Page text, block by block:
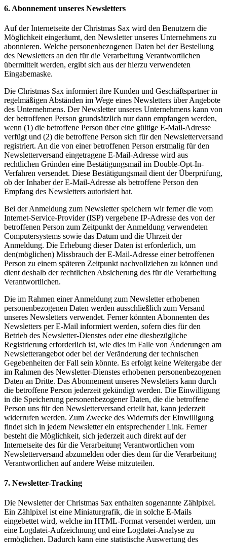
6. Abonnement unseres Newsletters
Auf der Internetseite der Christmas Sax wird den Benutzern die
Möglichkeit eingeräumt, den Newsletter unseres Unternehmens zu
abonnieren. Welche personenbezogenen Daten bei der Bestellung
des Newsletters an den für die Verarbeitung Verantwortlichen
übermittelt werden, ergibt sich aus der hierzu verwendeten
Eingabemaske.
Die Christmas Sax informiert ihre Kunden und Geschäftspartner in
regelmäßigen Abständen im Wege eines Newsletters über Angebote
des Unternehmens. Der Newsletter unseres Unternehmens kann von
der betroffenen Person grundsätzlich nur dann empfangen werden,
wenn (1) die betroffene Person über eine gültige E-Mail-Adresse
verfügt und (2) die betroffene Person sich für den Newsletterversand
registriert. An die von einer betroffenen Person erstmalig für den
Newsletterversand eingetragene E-Mail-Adresse wird aus
rechtlichen Gründen eine Bestätigungsmail im Double-Opt-In-
Verfahren versendet. Diese Bestätigungsmail dient der Überprüfung,
ob der Inhaber der E-Mail-Adresse als betroffene Person den
Empfang des Newsletters autorisiert hat.
Bei der Anmeldung zum Newsletter speichern wir ferner die vom
Internet-Service-Provider (ISP) vergebene IP-Adresse des von der
betroffenen Person zum Zeitpunkt der Anmeldung verwendeten
Computersystems sowie das Datum und die Uhrzeit der
Anmeldung. Die Erhebung dieser Daten ist erforderlich, um
den(möglichen) Missbrauch der E-Mail-Adresse einer betroffenen
Person zu einem späteren Zeitpunkt nachvollziehen zu können und
dient deshalb der rechtlichen Absicherung des für die Verarbeitung
Verantwortlichen.
Die im Rahmen einer Anmeldung zum Newsletter erhobenen
personenbezogenen Daten werden ausschließlich zum Versand
unseres Newsletters verwendet. Ferner könnten Abonnenten des
Newsletters per E-Mail informiert werden, sofern dies für den
Betrieb des Newsletter-Dienstes oder eine diesbezügliche
Registrierung erforderlich ist, wie dies im Falle von Änderungen am
Newsletterangebot oder bei der Veränderung der technischen
Gegebenheiten der Fall sein könnte. Es erfolgt keine Weitergabe der
im Rahmen des Newsletter-Dienstes erhobenen personenbezogenen
Daten an Dritte. Das Abonnement unseres Newsletters kann durch
die betroffene Person jederzeit gekündigt werden. Die Einwilligung
in die Speicherung personenbezogener Daten, die die betroffene
Person uns für den Newsletterversand erteilt hat, kann jederzeit
widerrufen werden. Zum Zwecke des Widerrufs der Einwilligung
findet sich in jedem Newsletter ein entsprechender Link. Ferner
besteht die Möglichkeit, sich jederzeit auch direkt auf der
Internetseite des für die Verarbeitung Verantwortlichen vom
Newsletterversand abzumelden oder dies dem für die Verarbeitung
Verantwortlichen auf andere Weise mitzuteilen.
7. Newsletter-Tracking
Die Newsletter der Christmas Sax enthalten sogenannte Zählpixel.
Ein Zählpixel ist eine Miniaturgrafik, die in solche E-Mails
eingebettet wird, welche im HTML-Format versendet werden, um
eine Logdatei-Aufzeichnung und eine Logdatei-Analyse zu
ermöglichen. Dadurch kann eine statistische Auswertung des